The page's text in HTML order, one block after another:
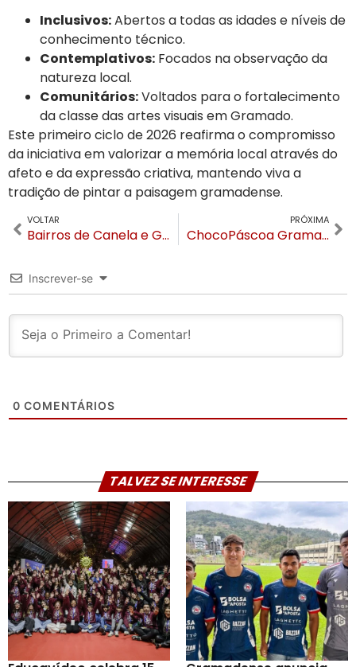
Inclusivos:Abertos a todas as idades e níveis de
conhecimento técnico.
Contemplativos: Focados na observação da
natureza local.
Comunitários:Voltados para o fortalecimento
da classe das artes visuais em Gramado.
Este primeiro ciclo de 2026 reafirma o compromisso
da iniciativa em valorizar a memória local através do
afeto e da expressão criativa, mantendo viva a
tradição de pintar a paisagem gramadense.
VOLTAR
Bairros de Canela e Gramado estão sem água nesta quarta (28). Veja previsão de normalização do serviço
PRÓXIMA
ChocoPáscoa Gramado abre inscrições para elenco da Parada de Páscoa
Inscrever-se
0 COMENTÁRIOS
TALVEZ SE INTERESSE